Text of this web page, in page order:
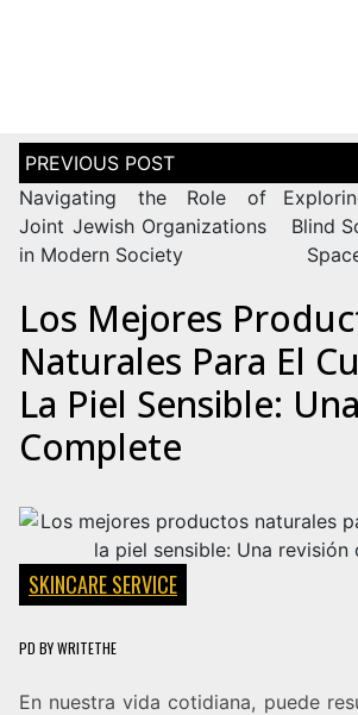
Navigating the Role of
Joint Jewish Organizations
in Modern Society
Blind
Los Mejores
Naturales Para El
La Piel Sensible:
Complete
SKINCARE SERVICE
PD BYWRITETHE
En nuestra vida cotidiana, puede